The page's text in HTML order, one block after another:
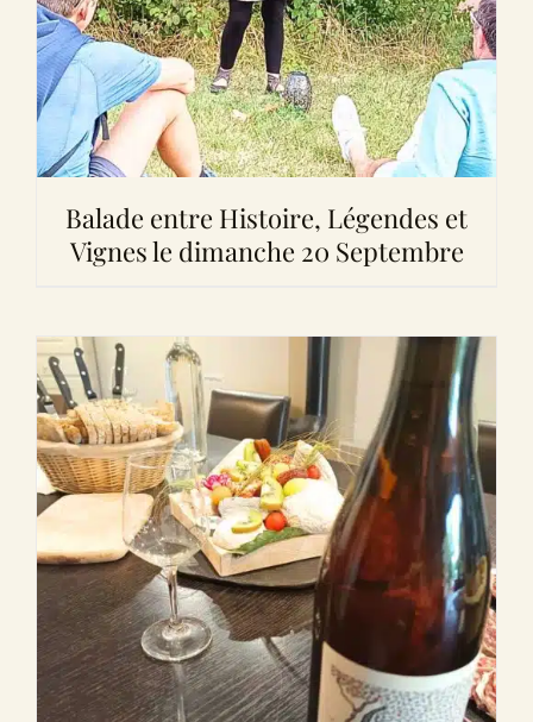
Balade entre Histoire, Légendes et
Vignes le dimanche 20 Septembre